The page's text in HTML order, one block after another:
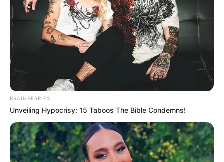
BRAINBERRIES
Unveiling Hypocrisy: 15 Taboos The Bible Condemns!